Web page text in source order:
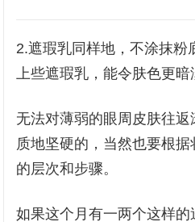
2.遮瑕乳同样地，不涂抹粉
上些遮瑕乳，能令肤色更暗
无法对薄弱的眼周皮肤往
质地坚硬的，当然也要根
的层次和步骤。
如果这个月有一两个这样